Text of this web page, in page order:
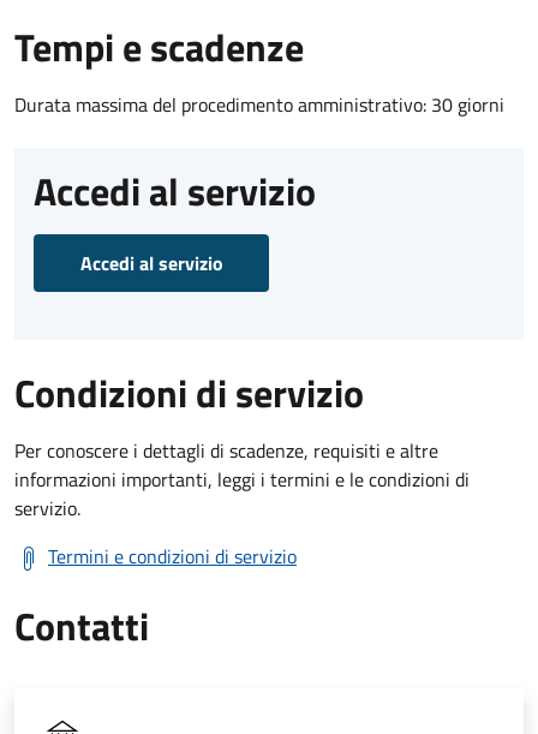
Tempi e scadenze
Durata massima del procedimento amministrativo: 30 giorni
Accedi al servizio
Accedi al servizio
Condizioni di servizio
Per conoscere i dettagli di scadenze, requisiti e altre
informazioni importanti, leggi i termini e le condizioni di
servizio.
Termini e condizioni di servizio
Contatti